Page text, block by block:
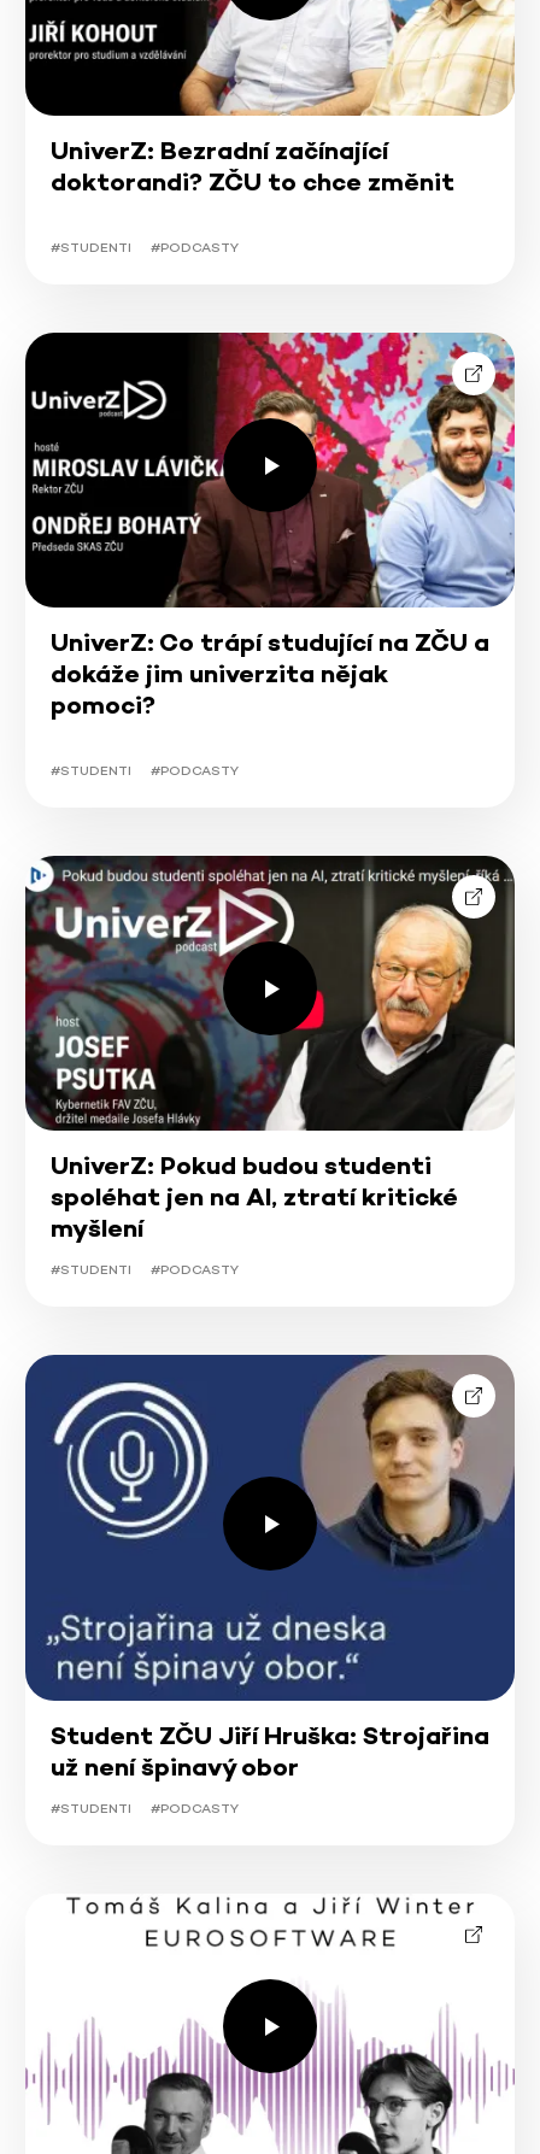
UniverZ: Bezradní začínající
doktorandi? ZČU to chce změnit
#STUDENTI #PODCASTY
UniverZ: Co trápí studující na ZČU a
dokáže jim univerzita nějak
pomoci?
#STUDENTI #PODCASTY
UniverZ: Pokud budou studenti
spoléhat jen na AI, ztratí kritické
myšlení
#STUDENTI #PODCASTY
Student ZČU Jiří Hruška: Strojařina
už není špinavý obor
#STUDENTI #PODCASTY